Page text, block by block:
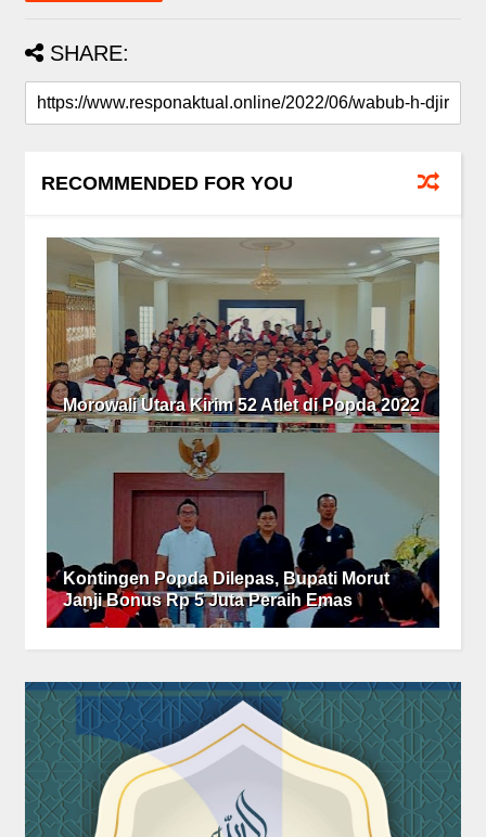
SHARE:
RECOMMENDED FOR YOU
Morowali Utara Kirim 52 Atlet di Popda 2022
Kontingen Popda Dilepas, Bupati Morut
Janji Bonus Rp 5 Juta Peraih Emas